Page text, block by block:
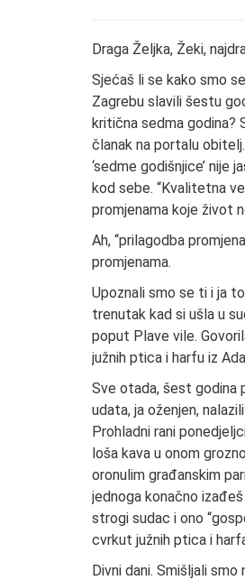
Draga Željka, Žeki,
Sjećaš li se kako smo
Zagrebu slavili šestu
kritična sedma godina?
članak na portalu
‘sedme godišnjice’
kod sebe. “Kvalitetna
promjenama koje život
Ah, “prilagodba
promjenama.
Upoznali smo se ti i ja
trenutak kad si ušla u
poput Plave vile.
južnih ptica i harfu iz
Sve otada, šest godina
udata, ja oženjen,
Prohladni rani
loša kava u onom
oronulim građanskim
jednoga konačno
strogi sudac i ono
cvrkut južnih ptica i
Divni dani. Smišljali